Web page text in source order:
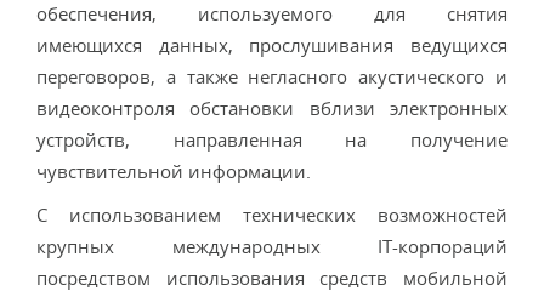
обеспечения, используемого для снятия
имеющихся данных, прослушивания ведущихся
переговоров, а также негласного акустического и
видеоконтроля обстановки вблизи электронных
устройств, направленная на получение
чувствительной информации.
С использованием технических возможностей
крупных международных IT-корпораций
посредством использования средств мобильной